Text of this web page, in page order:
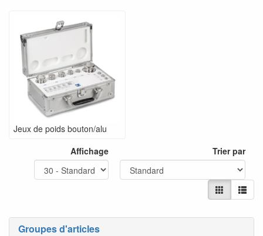
Groupes d'articles
Jeux de poids bouton/alu
Affichage
Trier par